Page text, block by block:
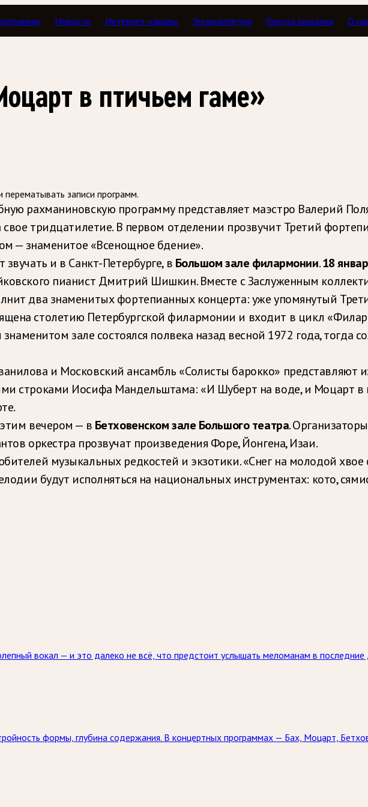
Новости Интернет-каналы Энциклопедия Города вещания О
в птичьем гаме»
перематывать записи программ.
рахманиновскую программу представляет маэстро Валерий
тридцатилетие. В первом отделении прозвучит Третий
— знаменитое «Всенощное бдение».
и в Санкт-Петербурге, в Большом зале филармонии.18
пианист Дмитрий Шишкин. Вместе с Заслуженным
два знаменитых фортепианных концерта: уже упомянутый
столетию Петербургской филармонии и входит в цикл
зале состоялся полвека назад весной 1972 года, тогда
и Московский ансамбль «Солисты барокко» представляют
строками Иосифа Мандельштама: «И Шуберт на воде, и Моцарт в
вечером — в Бетховенском зале Большого театра.
оркестра прозвучат произведения Форе, Йонгена, Изаи.
музыкальных редкостей и экзотики. «Снег на молодой хвое
будут исполняться на национальных инструментах: кото,
вокал — и это далеко не всё, что предстоит услышать меломанам в последние
формы, глубина содержания. В концертных программах — Бах, Моцарт,